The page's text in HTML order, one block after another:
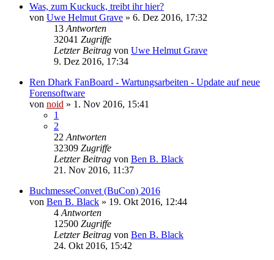
Was, zum Kuckuck, treibt ihr hier?
von Uwe Helmut Grave » 6. Dez 2016, 17:32
13 Antworten
32041 Zugriffe
Letzter Beitrag von Uwe Helmut Grave
9. Dez 2016, 17:34
Ren Dhark FanBoard - Wartungsarbeiten - Update auf neue
Forensoftware
von noid » 1. Nov 2016, 15:41
1
2
22 Antworten
32309 Zugriffe
Letzter Beitrag von Ben B. Black
21. Nov 2016, 11:37
BuchmesseConvet (BuCon) 2016
von Ben B. Black » 19. Okt 2016, 12:44
4 Antworten
12500 Zugriffe
Letzter Beitrag von Ben B. Black
24. Okt 2016, 15:42